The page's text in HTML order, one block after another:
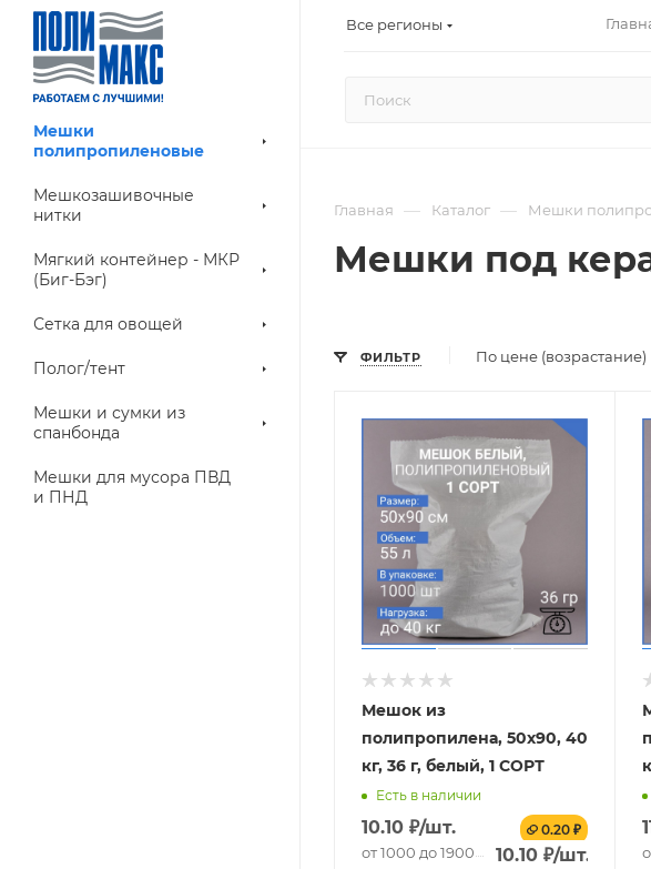
Все регионы
Мешки
полипропиленовые
Мешкозашивочные
нитки
Мягкий контейнер - МКР
(Биг-Бэг)
Сетка для овощей
Полог/тент
Мешки и сумки из
спанбонда
Мешки для мусора ПВД
и ПНД
Главная — Каталог — Мешки
Мешки под
ФИЛЬТР По цене (возрастание)
Мешок из
полипропилена, 50x90, 40
кг, 36 г, белый, 1 СОРТ
Есть в наличии
10.10 ₽/шт. 0.20 ₽
от 1000 до 19000 шт.10.10 ₽/шт.